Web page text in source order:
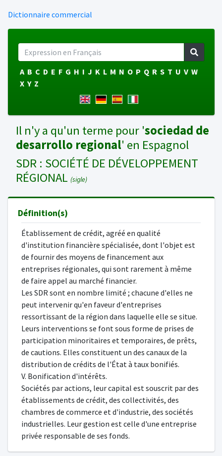
Dictionnaire commercial
A B C D E F G H I J K L M N O P Q R S T U V W
X Y Z
Il n'y a qu'un terme pour 'sociedad de
desarrollo regional' en Espagnol
SDR : SOCIÉTÉ DE DÉVELOPPEMENT
RÉGIONAL (sigle)
Définition(s)
Établissement de crédit, agréé en qualité
d'institution financière spécialisée, dont l'objet est
de fournir des moyens de financement aux
entreprises régionales, qui sont rarement à même
de faire appel au marché financier.
Les SDR sont en nombre limité ; chacune d'elles ne
peut intervenir qu'en faveur d'entreprises
ressortissant de la région dans laquelle elle se situe.
Leurs interventions se font sous forme de prises de
participation minoritaires et temporaires, de prêts,
de cautions. Elles constituent un des canaux de la
distribution de crédits de l'État à taux bonifiés.
V. Bonification d'intérêts.
Sociétés par actions, leur capital est souscrit par des
établissements de crédit, des collectivités, des
chambres de commerce et d'industrie, des sociétés
industrielles. Leur gestion est celle d'une entreprise
privée responsable de ses fonds.